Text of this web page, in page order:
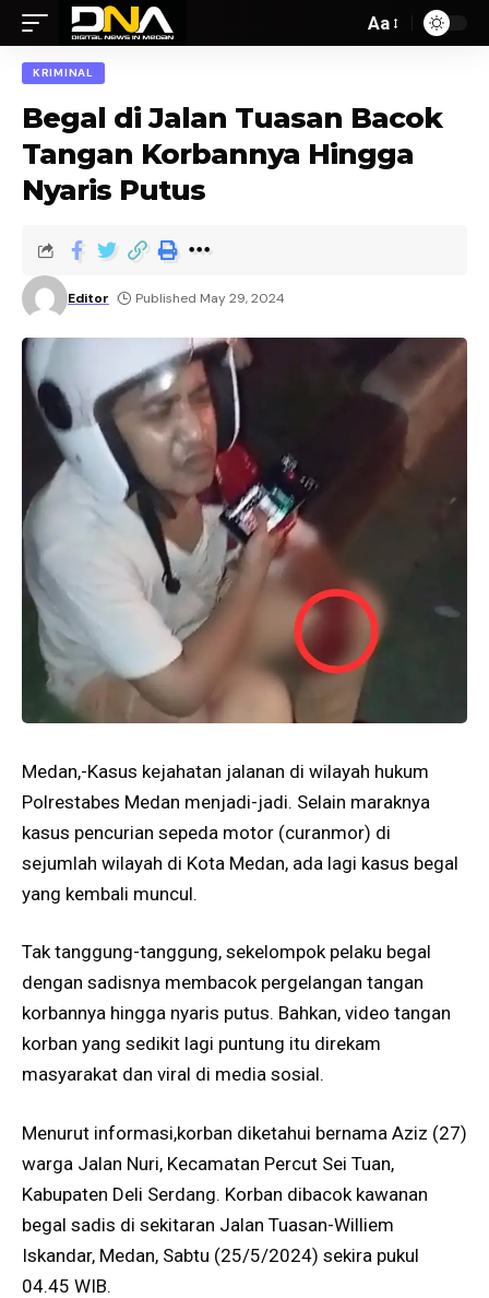
Aa
KRIMINAL
Begal di Jalan Tuasan Bacok
Tangan Korbannya Hingga
Nyaris Putus
Editor Published May 29, 2024
Medan,-Kasus kejahatan jalanan di wilayah hukum
Polrestabes Medan menjadi-jadi. Selain maraknya
kasus pencurian sepeda motor (curanmor) di
sejumlah wilayah di Kota Medan, ada lagi kasus begal
yang kembali muncul.
Tak tanggung-tanggung, sekelompok pelaku begal
dengan sadisnya membacok pergelangan tangan
korbannya hingga nyaris putus. Bahkan, video tangan
korban yang sedikit lagi puntung itu direkam
masyarakat dan viral di media sosial.
Menurut informasi,korban diketahui bernama Aziz (27)
warga Jalan Nuri, Kecamatan Percut Sei Tuan,
Kabupaten Deli Serdang. Korban dibacok kawanan
begal sadis di sekitaran Jalan Tuasan-Williem
Iskandar, Medan, Sabtu (25/5/2024) sekira pukul
04.45 WIB.